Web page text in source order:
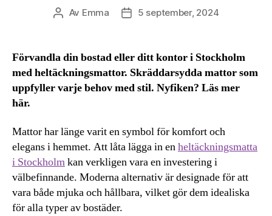
Inläggsförfattare
Av Emma Inläggsdatum
5 september, 2024
Förvandla din bostad eller ditt kontor i Stockholm
med heltäckningsmattor. Skräddarsydda mattor som
uppfyller varje behov med stil. Nyfiken? Läs mer
här.
Mattor har länge varit en symbol för komfort och
elegans i hemmet. Att låta lägga in enheltäckningsmatta
i Stockholmkan verkligen vara en investering i
välbefinnande. Moderna alternativ är designade för att
vara både mjuka och hållbara, vilket gör dem idealiska
för alla typer av bostäder.